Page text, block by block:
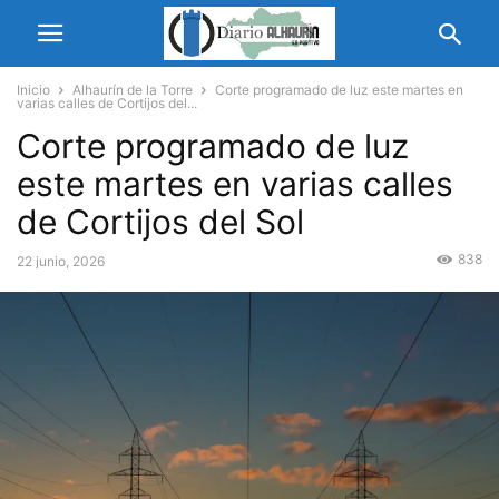
Inicio Alhaurín de la Torre
Corte programado de luz este martes en
varias calles de Cortijos del...
Corte programado de luz
este martes en varias calles
de Cortijos del Sol
22 junio, 2026 838